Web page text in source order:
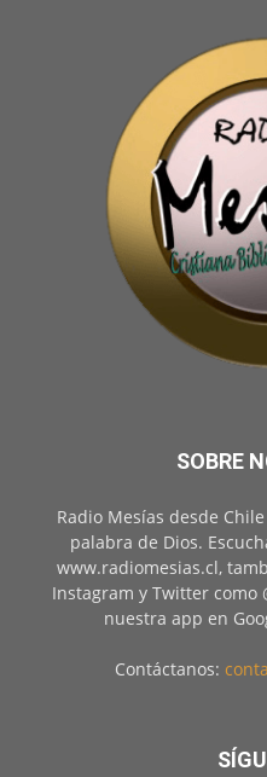
SOBRE
Radio Mesías desde
palabra de Dios.
www.radiomesias.cl,
Instagram y Twitter como
nuestra app en
Contáctanos: